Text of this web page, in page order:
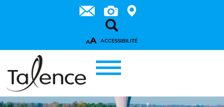
AA ACCESSIBILITÉ